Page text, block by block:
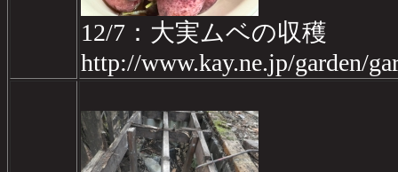
12/7：大実ムベの収穫
http://www.kay.ne.jp/garden/